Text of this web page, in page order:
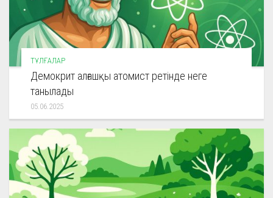
ТҰЛҒАЛАР
Демокрит алғашқы атомист ретінде неге
танылады
05.06.2025